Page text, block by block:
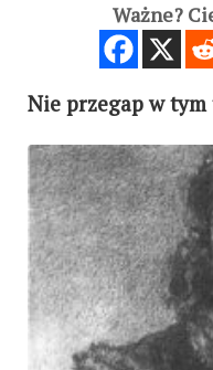
Ważne?
Nie przegap w tym